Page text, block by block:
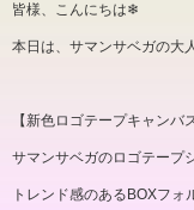
皆様、こんにちは❄︎
本日は、サマンサベガの大
【新色ロゴテープキャンバ
サマンサベガのロゴテープ
トレンド感のある BOXフォ